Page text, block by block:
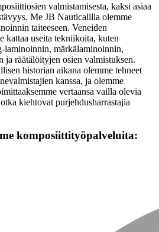
valmistamisesta, kaksi asiaa
Me JB Nauticalilla olemme
taiteeseen. Veneiden
kattaa useita tekniikoita, kuten
laminoinnin, märkälaminoinnin,
ja räätälöityjen osien valmistuksen.
historian aikana olemme tehneet
kanssa, ja olemme
vertaansa vailla olevia
kiehtovat purjehdusharrastajia
komposiittityöpalveluita: